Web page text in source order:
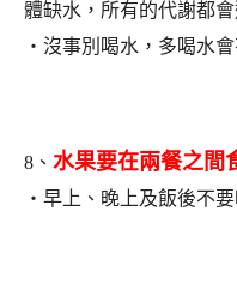
體缺水，所有的代謝都會
‧沒事別喝水，多喝水會
8、 水果要在兩餐之間
‧早上、晚上及飯後不